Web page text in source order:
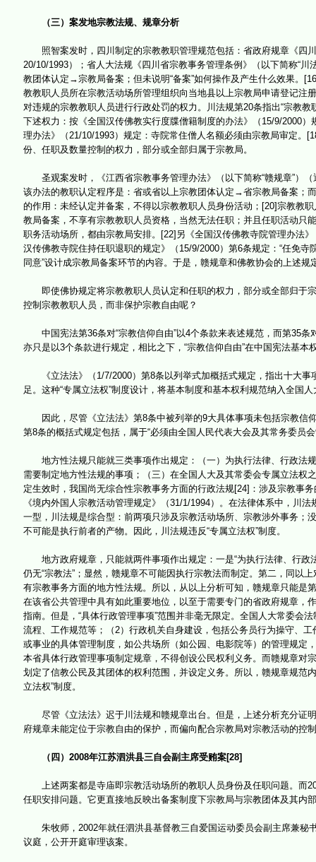
（三）案发地宗教法规、规章分析
照智案发时，四川制定的宗教教职管理规范包括：省政府规章《四川
20/10/1993）；省人大法规《四川省宗教事务管理条例》（以下简称“
教团体认定→宗教局备案；但未说明“备案”如何操作及产生什么效果。
教教职人员所在宗教活动场所管理组织向当地县以上宗教局申请登记
对违规的宗教教职人员进行行政处罚的权力。川法规第20条指出“宗教
下述权力：按《全国汉传佛教实行度牒僧籍制度的办法》（15/9/2000
理办法》（21/10/1993）规定：寺院常住僧人名额必须由宗教局审定。
份、任职及数量控制的权力，部分或全部归属于宗教局。
圣观案发时，《江西省宗教事务管理办法》（以下简称“赣规章”）
该办法的教职认定程序是：省或省以上宗教团体认定→省宗教局备案；
的作用：未经认定并备案，不得以宗教教职人员身份活动；[20]宗教教
教局备案，不享有宗教教职人员资格，当然无法任职；并且任职活动只
职务活动场所，都由宗教局安排。[22]另《全国汉传佛教寺院管理办法
汉传佛教寺院住持任职退职的规定》（15/9/2000）第6条规定：“任免
同意”设计成宗教局备案环节的内容。于是，赣规章和佛教协会的上述
即使佛协规定将宗教教职人员认定和任职的权力，部分或全部归于
控制宗教教职人员，而非保护宗教自由呢？
中国宪法第36条对“宗教信仰自由”以4个条款来表述规范，而第35条
亦只是以3个条款进行规定，相比之下，“宗教信仰自由”在中国宪法基本
《立法法》（1/7/2000）第8条以列举式加概括式规定，指出十大事
足。这种“专属立法权”制度设计，将基本制度和基本权利规范纳入全国
因此，尽管《立法法》第8条中被列举的9大具体事项未包括宗教信
第8条的概括式规定包括，属于“必须由全国人民代表大会及其常务委员
地方性法规只能就三类事项作出规定：（一）为执行法律、行政法
需要制定地方性法规的事项；（三）在全国人大及其常委会专属立法权
定生效时，我国尚无综合性宗教事务方面的行政法规[24]：涉及宗教事
《境内外国人宗教活动管理规定》（31/1/1994）。在法律体系中，川
一型，川法规是综合型：前两项只涉及宗教活动场所、宗教涉外事务；
不可能是执行前者的产物。因此，川法规违反“专属立法权”制度。
地方政府规章，只能就两件事项作出规定：一是“为执行法律、行政
仍无“宗教法”；显然，赣规章不可能因执行宗教法而制定。第二，同以
有宗教事务方面的地方性法规。所以，从以上分析可知，赣规章只能是
在该省公共管理中具有如此重要地位，以至于需要专门的省政府规章，
指南。但是，“具体行政管理事项”范围并非毫无限定。全国人大常委会
流程、工作规范等；（2）行政机关自身建设，包括公务员行为操守、
或事业的具体管理制度，如公共场所（如公园、电影院等）的管理规定
本省具体行政管理事项制定规章，不得创设公民权利义务。而赣规章对
划定了信教公民及其团体的权利范围，并设定义务。所以，赣规章规范
立法权”制度。
尽管《立法法》迟于川法规和赣规章出台。但是，上述分析充分证
府规章未能定位于宗教自由的保护，而偏向配合宗教局对宗教活动的控
（四）2008年江苏泗洪县三自会副主席受贿案[28]
上述两案都是寺庙即宗教活动场所的教职人员身份及任职问题。而
任职安排问题。它更直接地反映出备案制度下宗教局与宗教团体及其内
朱牧师，2002年就任泗洪县基督教三自爱国运动委员会副主席兼秘
议庭，公开开庭审理该案。